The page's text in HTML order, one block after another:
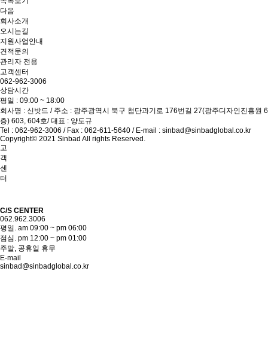
다음
회사소개
오시는길
지원사업안내
견적문의
관리자 전용
고객센터
062-962-3006
상담시간
평일 : 09:00 ~ 18:00
회사명 : 신밧드 / 주소 : 광주광역시 북구 첨단과기로 176번길 27(광주디자인진흥원 6
층) 603, 604호/ 대표 : 양도규
Tel : 062-962-3006 / Fax : 062-611-5640 / E-mail : sinbad@sinbadglobal.co.kr
Copyright© 2021 Sinbad All rights Reserved.
고
객
센
터
C/S CENTER
062.962.3006
평일. am 09:00 ~ pm 06:00
점심. pm 12:00 ~ pm 01:00
주말, 공휴일 휴무
E-mail
sinbad@sinbadglobal.co.kr